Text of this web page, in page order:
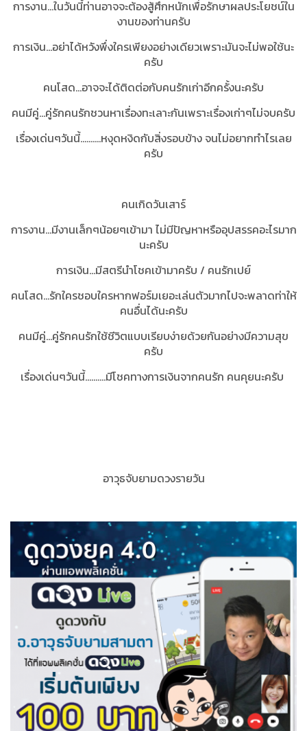
การงาน...ในวันนี้ท่านอาจจะต้องสู้ศึกหนักเพื่อรักษาผลประโยชน์ใน
งานของท่านครับ
การเงิน...อย่าได้หวังพึ่งใครเพียงอย่างเดียวเพราะมันจะไม่พอใช้นะ
ครับ
คนโสด...อาจจะได้ติดต่อกับคนรักเก่าอีกครั้งนะครับ
คนมีคู่...คู่รักคนรักชวนหาเรื่องทะเลาะกันเพราะเรื่องเก่าๆไม่จบครับ
เรื่องเด่นๆวันนี้..........หงุดหงิดกับสิ่งรอบข้าง จนไม่อยากทำไรเลย
ครับ
คนเกิดวันเสาร์
การงาน...มีงานเล็กๆน้อยๆเข้ามา ไม่มีปัญหาหรืออุปสรรคอะไรมาก
นะครับ
การเงิน...มีสตรีนำโชคเข้ามาครับ / คนรักเปย์
คนโสด...รักใครชอบใครหากฟอร์มเยอะเล่นตัวมากไปจะพลาดท่าให้
คนอื่นได้นะครับ
คนมีคู่...คู่รักคนรักใช้ชีวิตแบบเรียบง่ายด้วยกันอย่างมีความสุข
ครับ
เรื่องเด่นๆวันนี้..........มีโชคทางการเงินจากคนรัก คนคุยนะครับ
อาวุธจับยามดวงรายวัน